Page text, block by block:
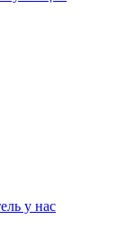
у нас